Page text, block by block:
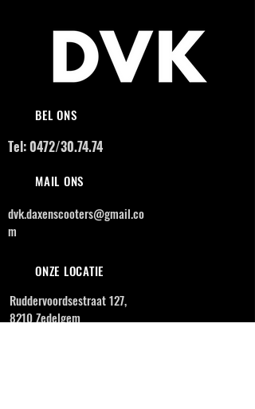
BEL ONS
Tel: 0472/30.74.74
MAIL ONS
dvk.daxenscooters@gmail.co
m
ONZE LOCATIE
Ruddervoordsestraat 127,
8210 Zedelgem